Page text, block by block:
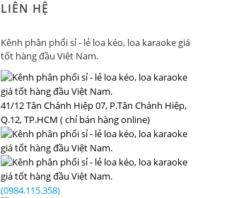
LIÊN HỆ
Kênh phân phối sỉ - lẻ loa kéo, loa karaoke giá
tốt hàng đầu Việt Nam.
41/12 Tân Chánh Hiệp 07, P.Tân Chánh Hiệp,
Q.12, TP.HCM ( chỉ bán hàng online)
(0984.115.358)